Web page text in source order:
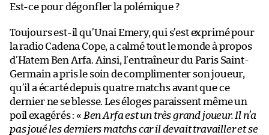
Est-ce pour dégonfler la polémique ?
Toujours est-il qu’Unai Emery, qui s’est exprimé pour
la radio Cadena Cope, a calmé tout le monde à propos
d’Hatem Ben Arfa. Ainsi, l’entraîneur du Paris Saint-
Germain a pris le soin de complimenter son joueur,
qu’il a écarté depuis quatre matchs avant que ce
dernier ne se blesse. Les éloges paraissent même un
poil exagérés : « Ben Arfa est un très grand joueur. Il n’a
pas joué les derniers matchs car il devait travailler et se